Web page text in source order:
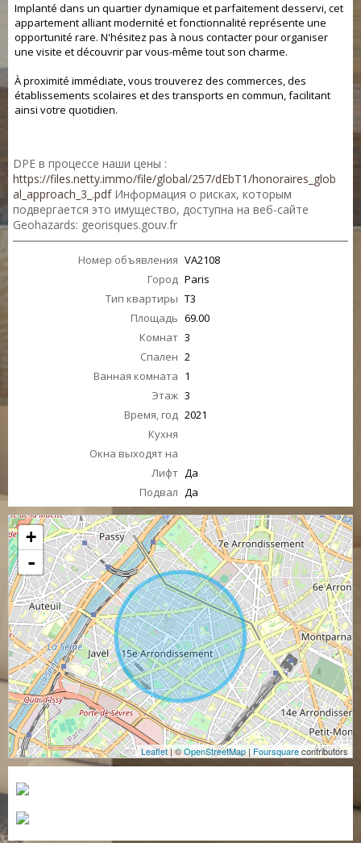
Implanté dans un quartier dynamique et parfaitement desservi, cet
appartement alliant modernité et fonctionnalité représente une
opportunité rare. N'hésitez pas à nous contacter pour organiser
une visite et découvrir par vous-même tout son charme.
À proximité immédiate, vous trouverez des commerces, des
établissements scolaires et des transports en commun, facilitant
ainsi votre quotidien.
DPE в процессе наши цены :
https://files.netty.immo/file/global/257/dEbT1/honoraires_glob
al_approach_3_.pdfИнформация о рисках, которым
подвергается это имущество, доступна на веб-сайте
Geohazards: georisques.gouv.fr
Номер объявления VA2108
Город Paris
Тип квартиры T3
Площадь 69.00
Комнат 3
Спален 2
Ванная комната 1
Этаж 3
Время, год 2021
Кухня
Окна выходят на
Лифт Да
Подвал Да
+
-
Leaflet| ©OpenStreetMap| Foursquarecontributors